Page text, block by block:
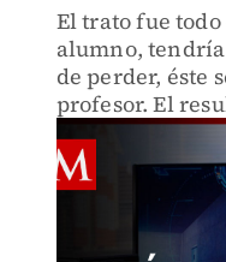
El trato fue
alumno,
de perder, éste
profesor. El
por el docente